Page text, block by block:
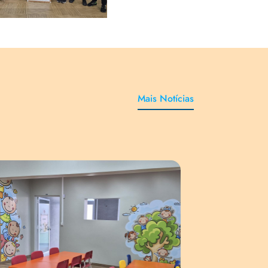
Mais Notícias